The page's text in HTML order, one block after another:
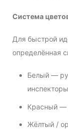
Система
Для быстрой
определённая
Белый —
инспекторы
Красный —
Жёлтый /